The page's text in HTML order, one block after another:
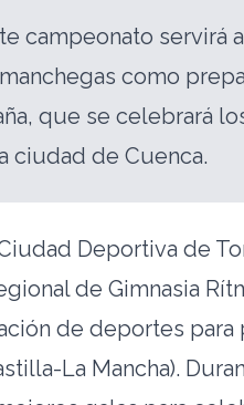
campeonato servirá
como
que se celebrará
ciudad de Cuenca.
Deportiva de
de Gimnasia
de deportes para
La Mancha).